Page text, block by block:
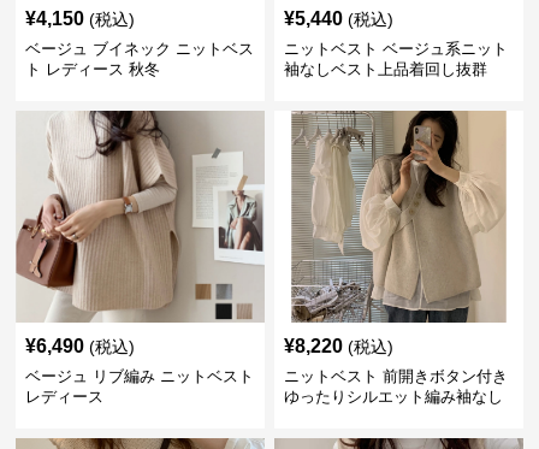
¥4,150 (税込)
ベージュ ブイネック ニットベス
ト レディース 秋冬
¥5,440 (税込)
ニットベスト ベージュ系ニット
袖なしベスト上品着回し抜群
¥6,490 (税込)
ベージュ リブ編み ニットベスト
レディース
¥8,220 (税込)
ニットベスト 前開きボタン付き
ゆったりシルエット編み袖なし